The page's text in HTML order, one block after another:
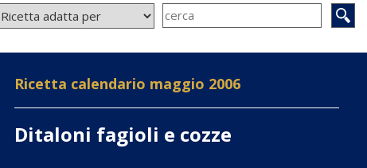
Ricetta calendario maggio 2006
Ditaloni fagioli e cozze